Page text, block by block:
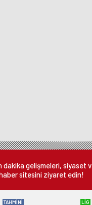
dakika gelişmeleri, siyaset
sitesini ziyaret edin!
TAHMİNİ LİG